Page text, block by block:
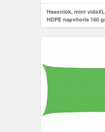
Hasonlók, mint
HDPE napvitorla 160
4, 5 m